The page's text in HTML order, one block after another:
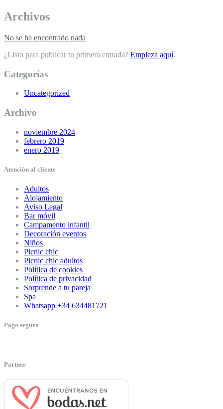
Archivos
No se ha encontrado nada
¿Listo para publicar tu primera entrada? Empieza aquí.
Categorías
Uncategorized
Archivo
noviembre 2024
febrero 2019
enero 2019
Atención al cliente
Adultos
Alojamiento
Aviso Legal
Bar móvil
Campamento infantil
Decoración eventos
Niños
Picnic chic
Picnic chic adultos
Política de cookies
Política de privacidad
Sorprende a tu pareja
Spa
Whatsapp +34 634481721
Pago seguro
Partner